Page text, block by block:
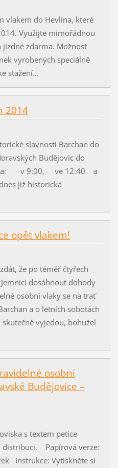
vlakem do Hevlína, které
Využijte mimořádnou
zdarma. Možnost
vyrobených speciálně
stažení...
2014
slavnosti Barchan do
Budějovic do
v 9:00, ve 12:40 a
již historická
opět vlakem!
že po téměř čtyřech
dosáhnout dohody
osobní vlaky se na trať
a o letních sobotách
vyjedou, bohužel
osobní
Budějovice –
s textem petice
distribuci. Papírová verze:
Instrukce: Vytiskněte si